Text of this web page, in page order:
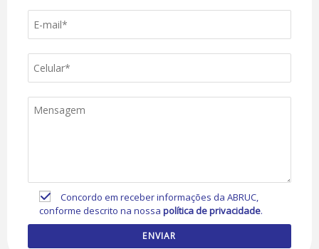
Concordo em receber informações da ABRUC,
conforme descrito na nossapolítica de privacidade.